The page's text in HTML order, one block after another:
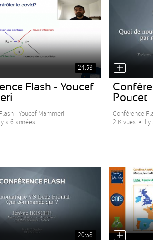
24:53
Flash - Youcef
- Youcef Mammeri
y a 6 années
Poucet
Conférence
2 K vues
Il y
20:58